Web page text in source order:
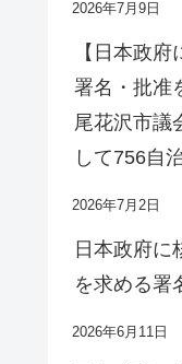
2026年7月9日
【日本政
署名・批准
尾花沢市議
して756自
2026年7月2日
日本政府に
を求める署
2026年6月11日